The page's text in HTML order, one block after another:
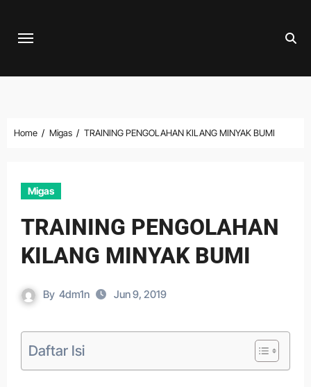
Home Migas TRAINING PENGOLAHAN KILANG MINYAK BUMI
Migas
TRAINING PENGOLAHAN
KILANG MINYAK BUMI
By 4dm1n Jun 9, 2019
Daftar Isi